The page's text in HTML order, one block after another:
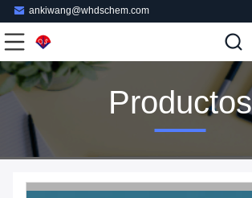
ankiwang@whdschem.com
Productos